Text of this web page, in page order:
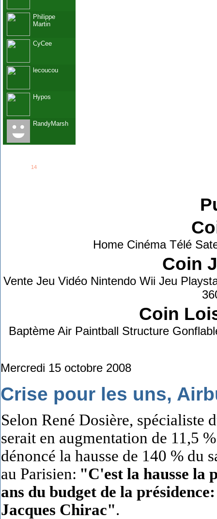
Philippe
Martin
CyCee
lecoucou
Hypos
RandyMarsh
14members...
Home Cinéma Télé
Coin
Vente Jeu Vidéo Nintendo Wii Jeu
Coin
Baptème Air Paintball Structure
Mercredi 15 octobre 2008
Crise pour les uns,
Selon René Dosière, spécialiste
serait en augmentation de 11,5
dénoncé la hausse de 140 % du
au Parisien: "C'est la hausse la
ans du budget de la
Jacques Chirac".